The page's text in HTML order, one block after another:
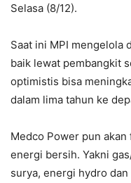
Selasa (8/12).
Saat ini MPI mengelola
baik lewat pembangkit
optimistis bisa
dalam lima tahun ke
Medco Power pun
energi bersih. Yakni
surya, energi hydro